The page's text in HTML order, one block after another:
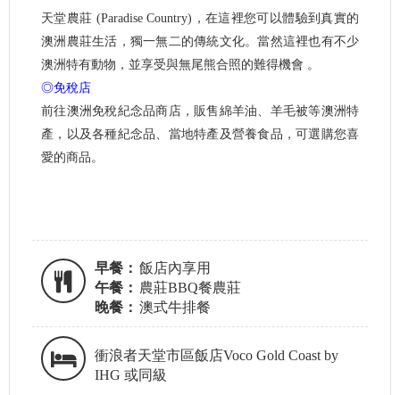
天堂農莊 (Paradise Country)，在這裡您可以體驗到真實的
澳洲農莊生活，獨一無二的傳統文化。當然這裡也有不少
澳洲特有動物，並享受與無尾熊合照的難得機會 。
◎免稅店
前往澳洲免稅紀念品商店，販售綿羊油、羊毛被等澳洲特
產，以及各種紀念品、當地特產及營養食品，可選購您喜
愛的商品。
早餐： 飯店內享用
午餐： 農莊BBQ餐農莊
晚餐： 澳式牛排餐
衝浪者天堂市區飯店Voco Gold Coast by
IHG 或同級